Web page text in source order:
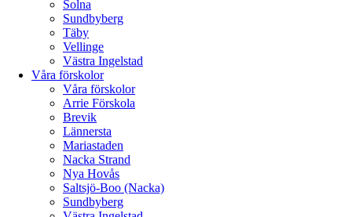
Solna
Sundbyberg
Täby
Vellinge
Västra Ingelstad
Våra förskolor
Våra förskolor
Arrie Förskola
Brevik
Lännersta
Mariastaden
Nacka Strand
Nya Hovås
Saltsjö-Boo (Nacka)
Sundbyberg